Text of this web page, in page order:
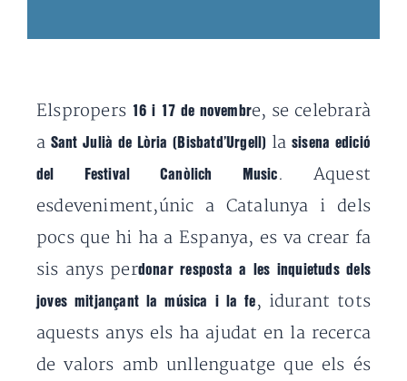
Elspropers 16 i 17 de novembre, se celebrarà
a Sant Julià de Lòria (Bisbatd’Urgell) lasisena edició
del Festival Canòlich Music . Aquest
esdeveniment,únic a Catalunya i dels
pocs que hi ha a Espanya, es va crear fa
sis anys perdonar resposta a les inquietuds dels
joves mitjançant la música i la fe , idurant tots
aquests anys els ha ajudat en la recerca
de valors amb unllenguatge que els és